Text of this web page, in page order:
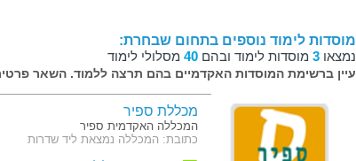
יזמות והשמה
דיקן הפקולטה ומנהלי המחלקות בשנקר החליטו בעצה אחת עם ראשי
המלווים את תכנית הלימודים, להכשיר את הסטודנטים להנדסה ליזמות
כלי עבודה בסיסיים ביותר הנדרשים להנעת מיזם סטארט אפ או חבירה
במסגרת הלימודים תעברו הכשרה מקצועית, שתכין אתכם ברמה הגבוהה
לדרך יזמית כדי לבנות את מוצרי העתיד.
בשל הדרישה ההולכת וגדלה במשק לבוגרי שנקר הנדסה נפתחת השנה
מוסדות לימוד נוספים בתחום שבחרת:
נמצאו 3 מוסדות לימוד ובהם 40 מסלולי לימוד
עיין ברשימת המוסדות האקדמיים בהם תרצה ללמוד. השאר
מכללת ספיר
המכללה האקדמית ספיר
כתובת: המכללה נמצאת ליד שדרות